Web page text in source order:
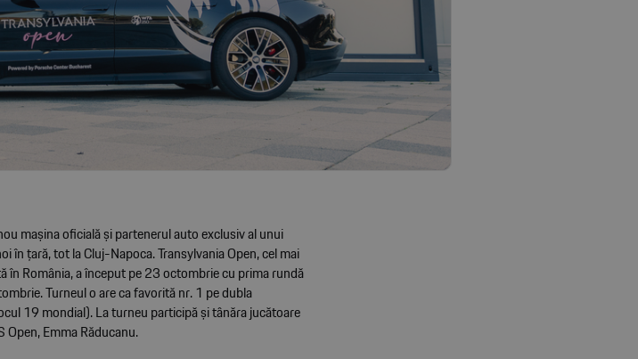
mașina oficială și partenerul auto exclusiv al unui
țară, tot la Cluj-Napoca. Transylvania Open, cel mai
România, a început pe 23 octombrie cu prima rundă
Turneul o are ca favorită nr. 1 pe dubla
19 mondial). La turneu participă și tânăra jucătoare
Emma Răducanu.